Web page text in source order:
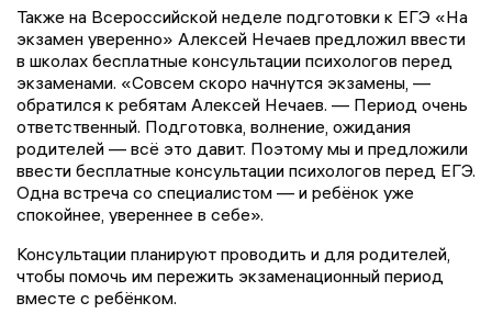
Также на Всероссийской неделе подготовки к ЕГЭ «На
экзамен уверенно» Алексей Нечаев предложил ввести
в школах бесплатные консультации психологов перед
экзаменами. «Совсем скоро начнутся экзамены, —
обратился к ребятам Алексей Нечаев. — Период очень
ответственный. Подготовка, волнение, ожидания
родителей — всё это давит. Поэтому мы и предложили
ввести бесплатные консультации психологов перед ЕГЭ.
Одна встреча со специалистом — и ребёнок уже
спокойнее, увереннее в себе».
Консультации планируют проводить и для родителей,
чтобы помочь им пережить экзаменационный период
вместе с ребёнком.